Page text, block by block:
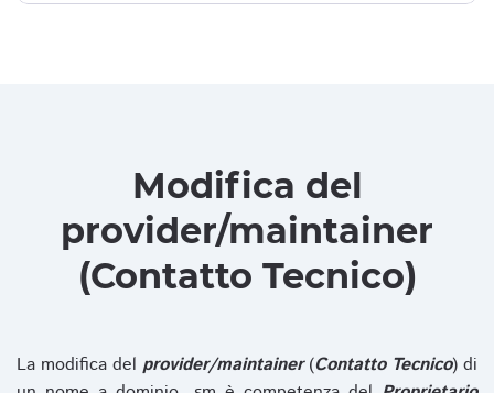
Modifica del
provider/maintainer
(Contatto Tecnico)
La modifica del provider/maintainer(Contatto Tecnico) di